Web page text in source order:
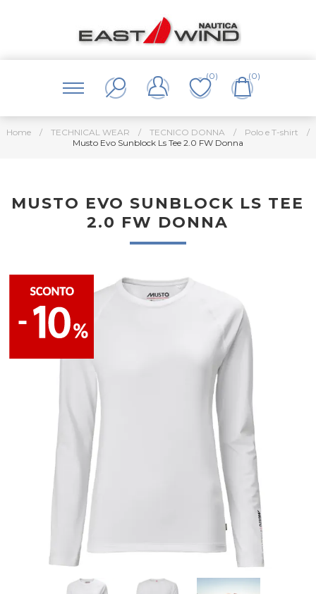
(0) (0)
Home / TECHNICAL WEAR / TECNICO DONNA / Polo e T-shirt
/
Musto Evo Sunblock Ls Tee 2.0 FW Donna
MUSTO EVO SUNBLOCK LS TEE
2.0 FW DONNA